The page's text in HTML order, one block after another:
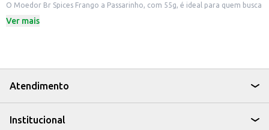
O Moedor Br Spices Frango a Passarinho, com 55g, é ideal para quem busca
doméstico, o moedor permite temperar o frango a passarinho de forma
grelhados.
Experimente adicionar em batatas e outros acompanhamentos para um
toque especial.
Ver mais
Atendimento
Institucional